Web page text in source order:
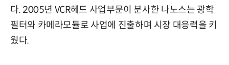
다. 2005년 VCR헤드 사업부문이 분사한 나노스는 광학
필터와 카메라모듈로 사업에 진출하며 시장 대응력을 키
웠다.